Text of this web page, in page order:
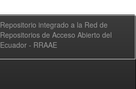
Repositorio integrado a la Red de
Repositorios de Acceso Abierto del
Ecuador - RRAAE